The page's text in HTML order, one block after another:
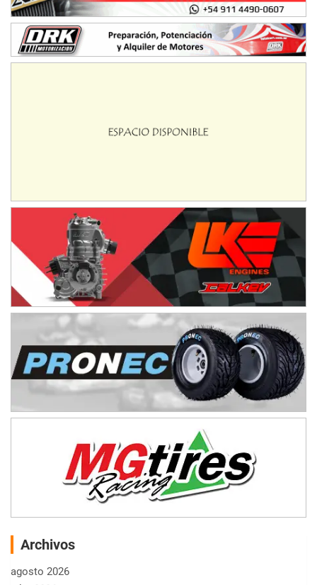
Archivos
agosto 2026